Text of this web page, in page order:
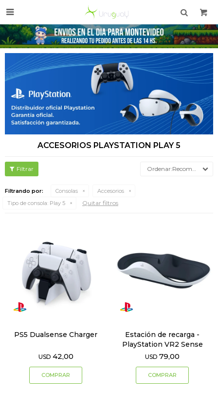

ACCESORIOS PLAYSTATION PLAY 5
Recomendados
Filtrando por: Consolas
Accesorios
Tipo de consola: Play 5 Quitar filtros
PS5 Dualsense Charger
USD 42,00
Estación de recarga -
PlayStation VR2 Sense
USD 79,00